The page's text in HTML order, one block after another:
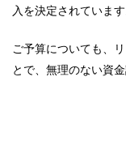
入を決定されています
ご予算についても、
とで、無理のない資